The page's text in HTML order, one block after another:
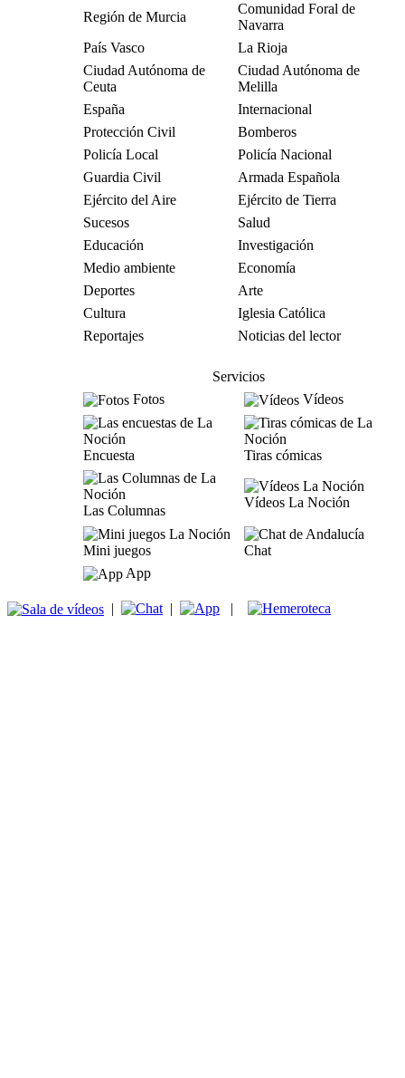
Región de Murcia
Comunidad Foral de
Navarra
País Vasco
La Rioja
Ciudad Autónoma de
Ceuta
Ciudad Autónoma de
Melilla
España
Internacional
Protección Civil
Bomberos
Policía Local
Policía Nacional
Guardia Civil
Armada Española
Ejército del Aire
Ejército de Tierra
Sucesos
Salud
Educación
Investigación
Medio ambiente
Economía
Deportes
Arte
Cultura
Iglesia Católica
Reportajes
Noticias del lector
Servicios
Fotos
Vídeos
Encuesta Tiras cómicas
Las Columnas
Vídeos La Noción
Mini juegos
Chat
App
| | |